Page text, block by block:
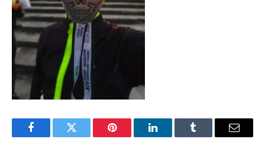
FacebookTwitter Pinterest LinkedInTumblr Email